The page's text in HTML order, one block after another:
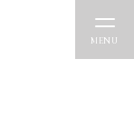
MENU